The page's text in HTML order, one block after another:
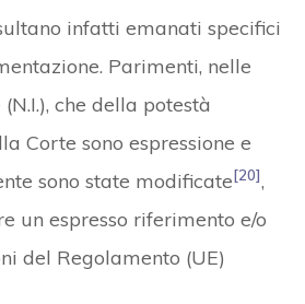
infatti emanati specifici
Parimenti, nelle
che della potestà
Corte sono espressione e
sono state modificate[20],
un espresso riferimento e/o
del Regolamento (UE)